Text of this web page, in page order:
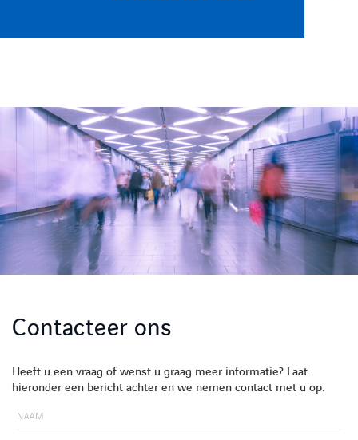
Contacteer ons
Heeft u een vraag of wenst u graag meer informatie? Laat
hieronder een bericht achter en we nemen contact met u op.